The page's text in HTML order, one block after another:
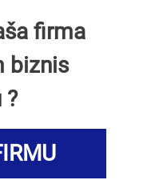
firma
biznis
?